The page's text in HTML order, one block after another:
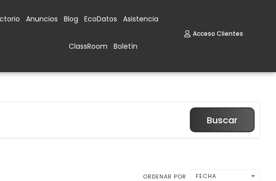
Anuncios Blog EcoDatos Asistencia
ClassRoom Boletín
Acceso Clientes
Buscar
ORDENAR POR FECHA